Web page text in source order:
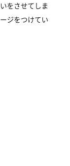
をさせてしま
ジをつけてい